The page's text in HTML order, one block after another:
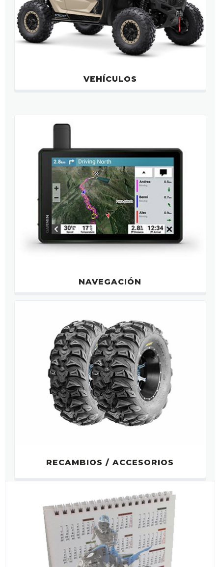
VEHÍCULOS
NAVEGACIÓN
RECAMBIOS / ACCESORIOS